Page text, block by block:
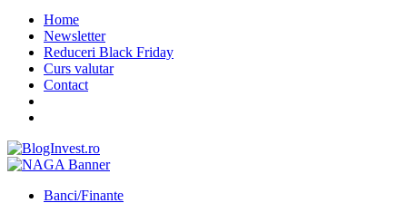
Home
Newsletter
Reduceri Black Friday
Curs valutar
Contact
Banci/Finante